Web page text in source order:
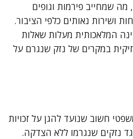
מה שמחייב פירמות וגופים
ושירות נאותים כלפי הציבור.
המלאכותית מעלות שאלות
במקרים של נזק שנגרם על
חשוב שנועד להגן על זכויות
נזקים שנגרמו ללא הצדקה.